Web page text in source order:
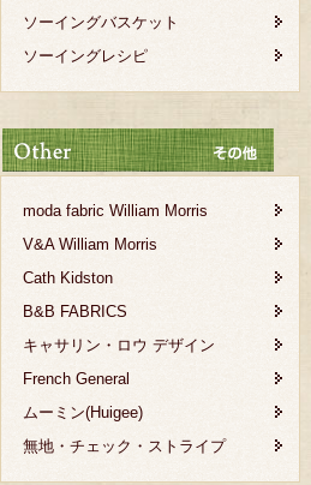
ソーイングバスケット
ソーイングレシピ
moda fabric William Morris
V&A William Morris
Cath Kidston
B&B FABRICS
キャサリン・ロウ デザイン
French General
ムーミン(Huigee)
無地・チェック・ストライプ